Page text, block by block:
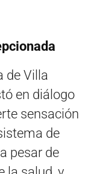
de Villa
en diálogo
sensación
de
pesar de